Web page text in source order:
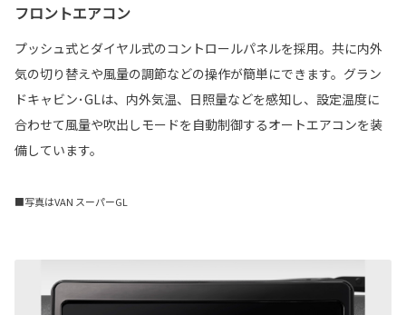
フロントエアコン
プッシュ式とダイヤル式のコントロールパネルを採用。共に内外
気の切り替えや風量の調節などの操作が簡単にできます。グラン
ドキャビン･GLは、内外気温、日照量などを感知し、設定温度に
合わせて風量や吹出しモードを自動制御するオートエアコンを装
備しています。
■写真はVAN スーパーGL